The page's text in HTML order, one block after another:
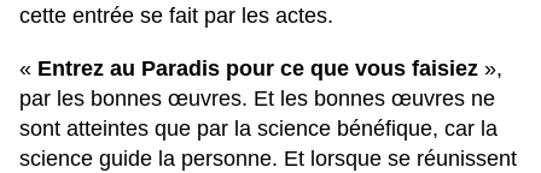
cette entrée se fait par les actes.
« Entrez au Paradis pour ce que vous faisiez »,
par les bonnes œuvres. Et les bonnes œuvres ne
sont atteintes que par la science bénéfique, car la
science guide la personne. Et lorsque se réunissent